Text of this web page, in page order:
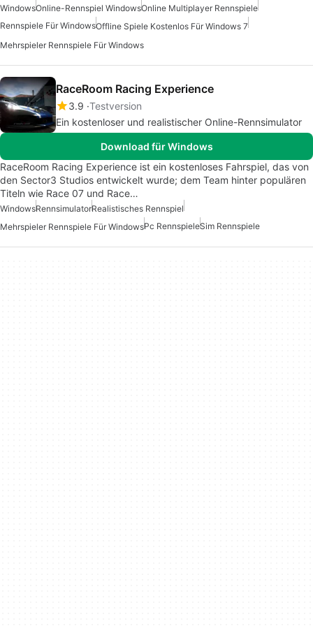
WindowsOnline-Rennspiel WindowsOnline Multiplayer Rennspiele
Rennspiele Für WindowsOffline Spiele Kostenlos Für Windows 7
Mehrspieler Rennspiele Für Windows
RaceRoom Racing Experience
3.9 Testversion
Ein kostenloser und realistischer Online-Rennsimulator
Download für Windows
RaceRoom Racing Experience ist ein kostenloses Fahrspiel, das von
den Sector3 Studios entwickelt wurde; dem Team hinter populären
Titeln wie Race 07 und Race…
WindowsRennsimulatorRealistisches Rennspiel
Mehrspieler Rennspiele Für WindowsPc RennspieleSim Rennspiele